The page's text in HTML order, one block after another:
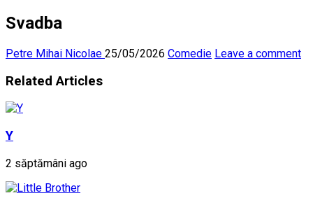
Svadba
Petre Mihai Nicolae 25/05/2026 Comedie Leave a comment
Related Articles
Y
2 săptămâni ago